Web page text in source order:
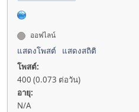
ออฟไลน์
แสดงโพสต์
แสดงสถิติ
โพสต์:
400 (0.073 ต่อวัน)
อายุ:
N/A